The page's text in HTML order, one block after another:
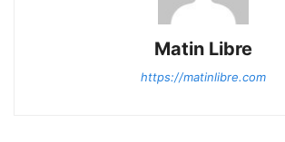
Matin Libre
https://matinlibre.com